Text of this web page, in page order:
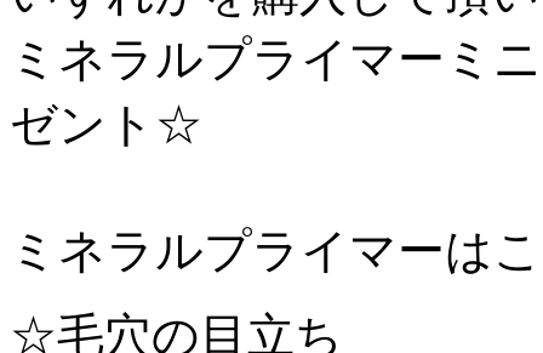
ミネラルプライマーミ
ゼント☆
ミネラルプライマーは
☆毛穴の目立ち